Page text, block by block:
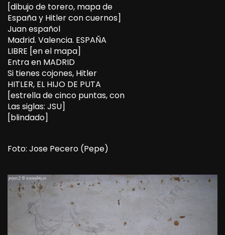
[dibujo de torero, mapa de
España y Hitler con cuernos]
Juan español
Madrid. Valencia. ESPAÑA
LIBRE [en el mapa]
Entra en MADRID
Si tienes cojones, Hitler
HITLER, EL HIJO DE PUTA
[estrella de cinco puntas, con
Las siglas: JSU]
[blindado]
Foto: Jose Pecero (Pepe)